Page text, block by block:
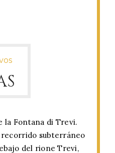
la Fontana di Trevi.
subterráneo
del rione Trevi,